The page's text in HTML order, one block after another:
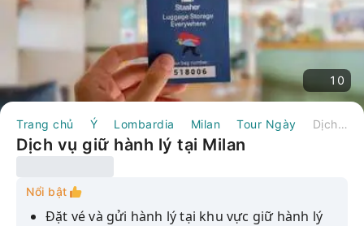
10
Trang chủ Ý Lombardia Milan Tour Ngày Dịch vụ giữ hành lý tại Milan
Dịch vụ giữ hành lý tại Milan
Nổi bật
Đặt vé và gửi hành lý tại khu vực giữ hành lý